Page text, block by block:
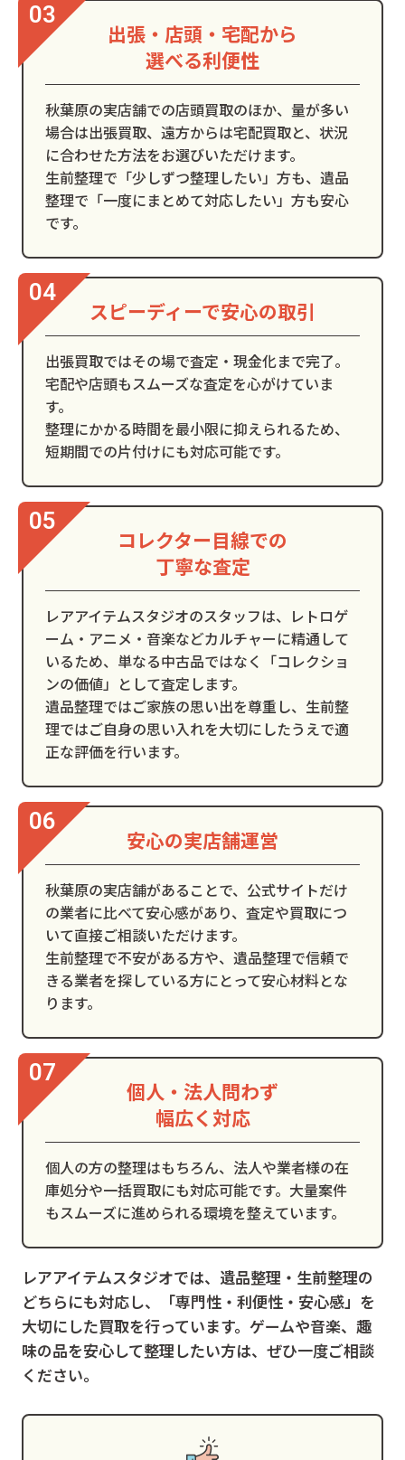
出張・店頭・宅配から
選べる利便性
秋葉原の実店舗での店頭買取のほか、量が多い
場合は出張買取、遠方からは宅配買取と、状況
に合わせた方法をお選びいただけます。
生前整理で「少しずつ整理したい」方も、遺品
整理で「一度にまとめて対応したい」方も安心
です。
スピーディーで安心の取引
出張買取ではその場で査定・現金化まで完了。
宅配や店頭もスムーズな査定を心がけていま
す。
整理にかかる時間を最小限に抑えられるため、
短期間での片付けにも対応可能です。
コレクター目線での
丁寧な査定
レアアイテムスタジオのスタッフは、レトロゲ
ーム・アニメ・音楽などカルチャーに精通して
いるため、単なる中古品ではなく「コレクショ
ンの価値」として査定します。
遺品整理ではご家族の思い出を尊重し、生前整
理ではご自身の思い入れを大切にしたうえで適
正な評価を行います。
安心の実店舗運営
秋葉原の実店舗があることで、公式サイトだけ
の業者に比べて安心感があり、査定や買取につ
いて直接ご相談いただけます。
生前整理で不安がある方や、遺品整理で信頼で
きる業者を探している方にとって安心材料とな
ります。
個人・法人問わず
幅広く対応
個人の方の整理はもちろん、法人や業者様の在
庫処分や一括買取にも対応可能です。大量案件
もスムーズに進められる環境を整えています。
レアアイテムスタジオでは、遺品整理・生前整理の
どちらにも対応し、「専門性・利便性・安心感」を
大切にした買取を行っています。ゲームや音楽、趣
味の品を安心して整理したい方は、ぜひ一度ご相談
ください。